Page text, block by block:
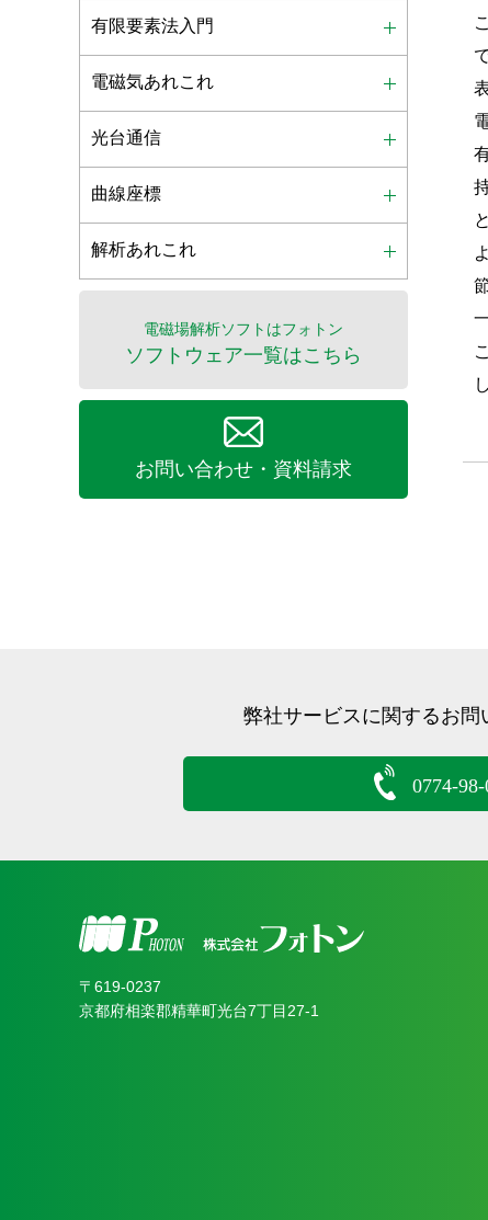
有限要素法入門
電磁気あれこれ
光台通信
曲線座標
解析あれこれ
電磁場解析ソフトはフォトン
ソフトウェア一覧はこちら
お問い合わせ・資料請求
弊社サービスに関するお問
0774-
〒619‐0237
京都府相楽郡精華町光台7丁目27-1